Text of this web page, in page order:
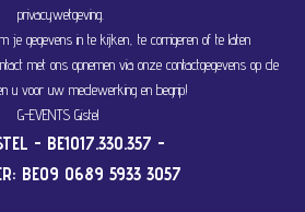
privacywetgeving.
je gegevens in te kijken, te corrigeren of te laten
met ons opnemen via onze contactgegevens op de
u voor uw medewerking en begrip!
G-EVENTS Gistel
- BE1017.330.357 -
BE09 0689 5933 3057